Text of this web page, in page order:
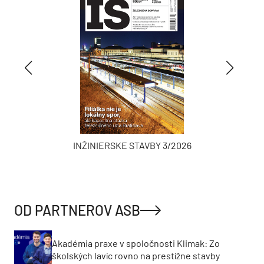
INŽINIERSKE STAVBY 3/2026
OD PARTNEROV ASB
Akadémia praxe v spoločnosti Klimak: Zo
školských lavíc rovno na prestížne stavby